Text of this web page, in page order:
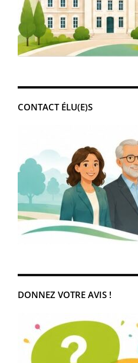
CONTACT ÉLU(E)S
DONNEZ VOTRE AVIS !